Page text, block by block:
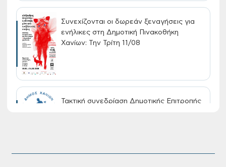
Συνεχίζονται οι δωρεάν ξεναγήσεις για
ενήλικες στη Δημοτική Πινακοθήκη
Χανίων: Την Τρίτη 11/08
Τακτική συνεδρίαση Δημοτικής Επιτροπής
Επαναλειτουργία του συστήματος